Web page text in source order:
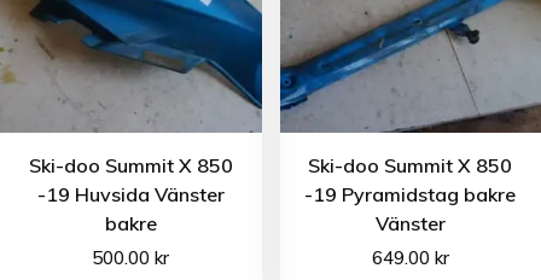
Ski-doo Summit X 850
-19 Huvsida Vänster
bakre
500.00kr
Ski-doo Summit X 850
-19 Pyramidstag bakre
Vänster
649.00 kr